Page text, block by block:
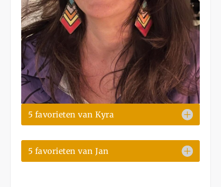
5 favorieten van Kyra
5 favorieten van Jan